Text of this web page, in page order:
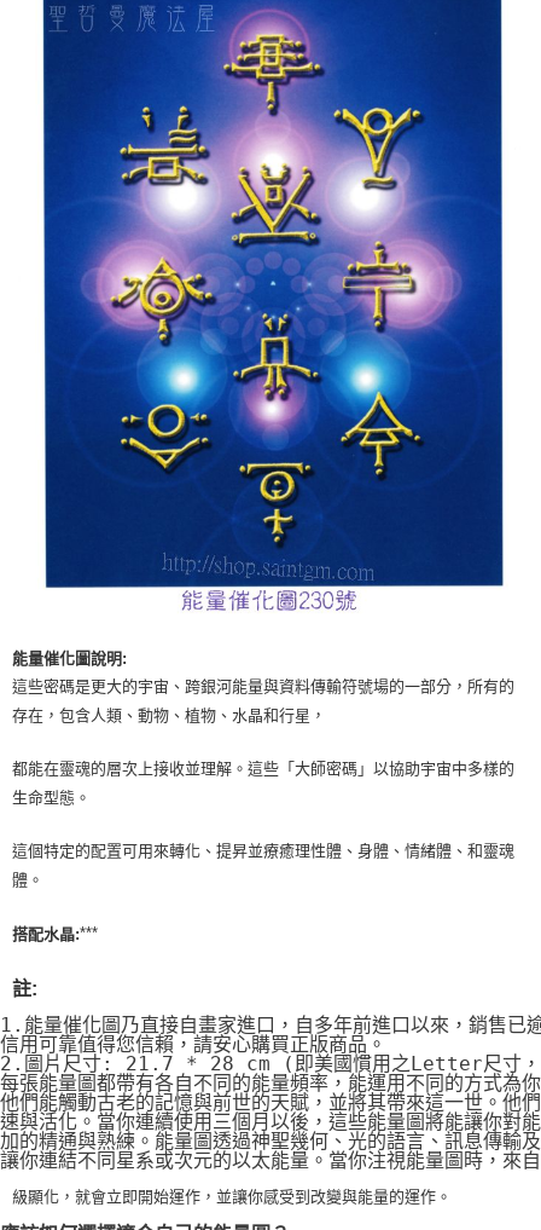
賣家宅配幫您送（台灣）
每筆NT$80，滿NT$3,000(含以上)免運費
郵局幫你送（離島）
每筆NT$80，滿NT$3,000(含以上)免運費
付款後門市自取
能量催化圖說明:
這些密碼是更大的宇宙、跨銀河能量與資料傳輸符號場的一部分，所有的
存在，包含人類、動物、植物、水晶和行星，
都能在靈魂的層次上接收並理解。這些「大師密碼」以協助宇宙中多樣的
生命型態。
這個特定的配置可用來轉化、提昇並療癒理性體、身體、情緒體、和靈魂
體。
搭配水晶:***
註:
1.能量催化圖乃直接自畫家進口，自多年前進口以來，銷售已
信用可靠值得您信賴，請安心購買正版商品。
2.圖片尺寸: 21.7 * 28 cm (即美國慣用之Letter尺寸，
每張能量圖都帶有各自不同的能量頻率，能運用不同的方式為
他們能觸動古老的記憶與前世的天賦，並將其帶來這一世。他
速與活化。當你連續使用三個月以後，這些能量圖將能讓你對
加的精通與熟練。能量圖透過神聖幾何、光的語言、訊息傳輸
讓你連結不同星系或次元的以太能量。當你注視能量圖時，來
級顯化，就會立即開始運作，並讓你感受到改變與能量的運作。